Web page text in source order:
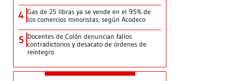
4 Gas de 25 libras ya se vende en el 95% de
los comercios minoristas, según Acodeco
5 Docentes de Colón denuncian fallos
contradictorios y desacato de órdenes de
reintegro